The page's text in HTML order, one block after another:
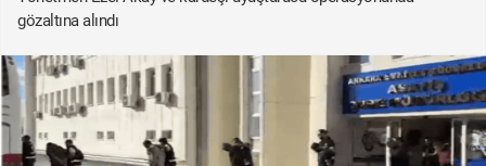
gözaltına alındı